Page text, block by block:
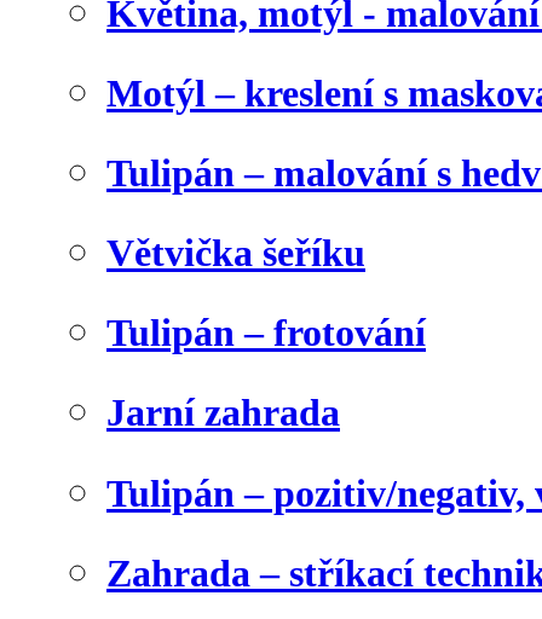
Květina, motýl -
Motýl – kreslení s
Tulipán – malování s
Větvička šeříku
Tulipán – frotování
Jarní zahrada
Tulipán – pozitiv/negativ,
Zahrada – stříkací